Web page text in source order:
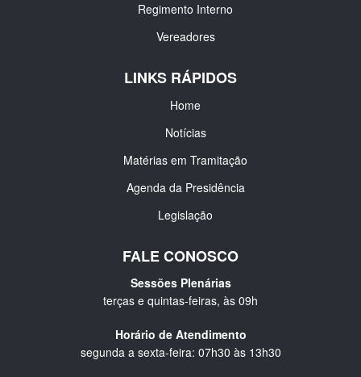
Regimento Interno
Vereadores
LINKS RÁPIDOS
Home
Notícias
Matérias em Tramitação
Agenda da Presidência
Legislação
FALE CONOSCO
Sessões Plenárias
terças e quintas-feiras, às 09h
Horário de Atendimento
segunda a sexta-feira: 07h30 às 13h30